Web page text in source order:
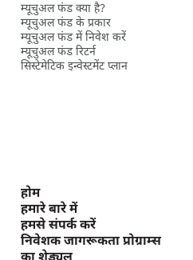
म्यूचुअल फंड क्या है?
म्यूचुअल फंड के प्रकार
म्यूचुअल फंड में निवेश करें
म्यूचुअल फंड रिटर्न
सिस्टेमेटिक इन्वेस्टमेंट प्लान
होम
हमारे बारे में
हमसे संपर्क करें
निवेशक जागरूकता प्रोग्राम्स